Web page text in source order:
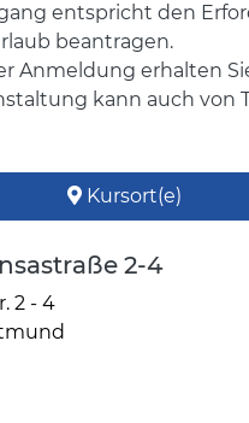
entspricht den
beantragen.
Anmeldung erhalten
kann auch
Kursort(e)
2-4
2 - 4